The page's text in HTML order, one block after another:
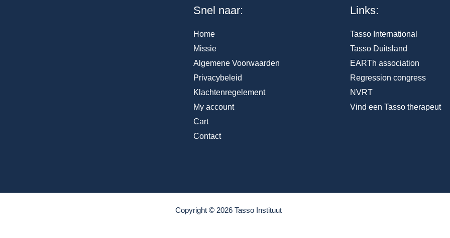
Snel naar:
Home
Missie
Algemene Voorwaarden
Privacybeleid
Klachtenregelement
My account
Cart
Contact
Links:
Tasso International
Tasso Duitsland
EARTh association
Regression congress
NVRT
Vind een Tasso therapeut
Copyright © 2026 Tasso Instituut